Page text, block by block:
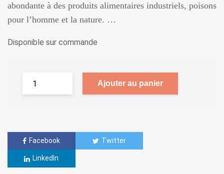
abondante à des produits alimentaires industriels, poisons
pour l’homme et la nature. …
Disponible sur commande
Ajouter au panier
Facebook Twitter
LinkedIn